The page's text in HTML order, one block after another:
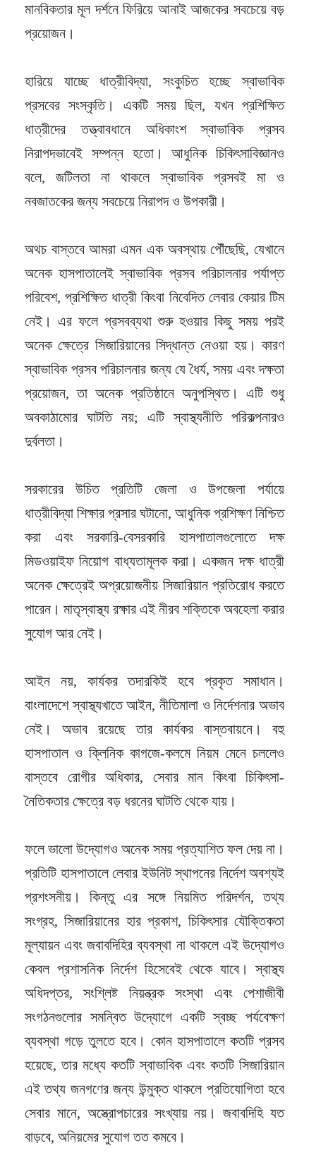
মানবিকতার মূল দর্শনে ফিরিয়ে আনাই আজকের সবচেয়ে বড়
প্রয়োজন।
হারিয়ে যাচ্ছে ধাত্রীবিদ্যা, সংকুচিত হচ্ছে স্বাভাবিক
প্রসবের সংস্কৃতি। একটি সময় ছিল, যখন প্রশিক্ষিত
ধাত্রীদের তত্ত্বাবধানে অধিকাংশ স্বাভাবিক প্রসব
নিরাপদভাবেই সম্পন্ন হতো। আধুনিক চিকিৎসাবিজ্ঞানও
বলে, জটিলতা না থাকলে স্বাভাবিক প্রসবই মা ও
নবজাতকের জন্য সবচেয়ে নিরাপদ ও উপকারী।
অথচ বাস্তবে আমরা এমন এক অবস্থায় পৌঁছেছি, যেখানে
অনেক হাসপাতালেই স্বাভাবিক প্রসব পরিচালনার পর্যাপ্ত
পরিবেশ, প্রশিক্ষিত ধাত্রী কিংবা নিবেদিত লেবার কেয়ার টিম
নেই। এর ফলে প্রসবব্যথা শুরু হওয়ার কিছু সময় পরই
অনেক ক্ষেত্রে সিজারিয়ানের সিদ্ধান্ত নেওয়া হয়। কারণ
স্বাভাবিক প্রসব পরিচালনার জন্য যে ধৈর্য, সময় এবং দক্ষতা
প্রয়োজন, তা অনেক প্রতিষ্ঠানে অনুপস্থিত। এটি শুধু
অবকাঠামোর ঘাটতি নয়; এটি স্বাস্থ্যনীতি পরিকল্পনারও
দুর্বলতা।
সরকারের উচিত প্রতিটি জেলা ও উপজেলা পর্যায়ে
ধাত্রীবিদ্যা শিক্ষার প্রসার ঘটানো, আধুনিক প্রশিক্ষণ নিশ্চিত
করা এবং সরকারি-বেসরকারি হাসপাতালগুলোতে দক্ষ
মিডওয়াইফ নিয়োগ বাধ্যতামূলক করা। একজন দক্ষ ধাত্রী
অনেক ক্ষেত্রেই অপ্রয়োজনীয় সিজারিয়ান প্রতিরোধ করতে
পারেন। মাতৃস্বাস্থ্য রক্ষার এই নীরব শক্তিকে অবহেলা করার
সুযোগ আর নেই।
আইন নয়, কার্যকর তদারকিই হবে প্রকৃত সমাধান।
বাংলাদেশে স্বাস্থ্যখাতে আইন, নীতিমালা ও নির্দেশনার অভাব
নেই। অভাব রয়েছে তার কার্যকর বাস্তবায়নে। বহু
হাসপাতাল ও ক্লিনিক কাগজে-কলমে নিয়ম মেনে চললেও
বাস্তবে রোগীর অধিকার, সেবার মান কিংবা চিকিৎসা-
নৈতিকতার ক্ষেত্রে বড় ধরনের ঘাটতি থেকে যায়।
ফলে ভালো উদ্যোগও অনেক সময় প্রত্যাশিত ফল দেয় না।
প্রতিটি হাসপাতালে লেবার ইউনিট স্থাপনের নির্দেশ অবশ্যই
প্রশংসনীয়। কিন্তু এর সঙ্গে নিয়মিত পরিদর্শন, তথ্য
সংগ্রহ, সিজারিয়ানের হার প্রকাশ, চিকিৎসার যৌক্তিকতা
মূল্যায়ন এবং জবাবদিহির ব্যবস্থা না থাকলে এই উদ্যোগও
কেবল প্রশাসনিক নির্দেশ হিসেবেই থেকে যাবে। স্বাস্থ্য
অধিদপ্তর, সংশ্লিষ্ট নিয়ন্ত্রক সংস্থা এবং পেশাজীবী
সংগঠনগুলোর সমন্বিত উদ্যোগে একটি স্বচ্ছ পর্যবেক্ষণ
ব্যবস্থা গড়ে তুলতে হবে। কোন হাসপাতালে কতটি প্রসব
হয়েছে, তার মধ্যে কতটি স্বাভাবিক এবং কতটি সিজারিয়ান
এই তথ্য জনগণের জন্য উন্মুক্ত থাকলে প্রতিযোগিতা হবে
সেবার মানে, অস্ত্রোপচারের সংখ্যায় নয়। জবাবদিহি যত
বাড়বে, অনিয়মের সুযোগ তত কমবে।